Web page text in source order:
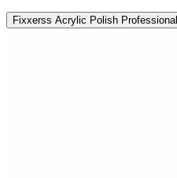
Fixxerss Acrylic Polish Professional